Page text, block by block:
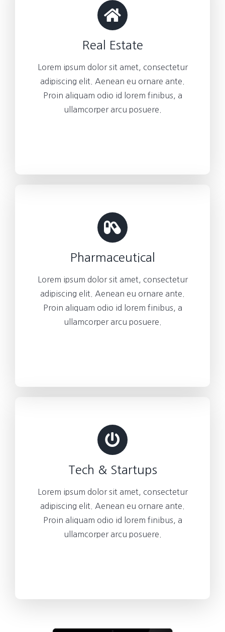
Real Estate
Lorem ipsum dolor sit amet, consectetur
adipiscing elit. Aenean eu ornare ante.
Proin aliquam odio id lorem finibus, a
ullamcorper arcu posuere.
Pharmaceutical
Lorem ipsum dolor sit amet, consectetur
adipiscing elit. Aenean eu ornare ante.
Proin aliquam odio id lorem finibus, a
ullamcorper arcu posuere.
Tech & Startups
Lorem ipsum dolor sit amet, consectetur
adipiscing elit. Aenean eu ornare ante.
Proin aliquam odio id lorem finibus, a
ullamcorper arcu posuere.